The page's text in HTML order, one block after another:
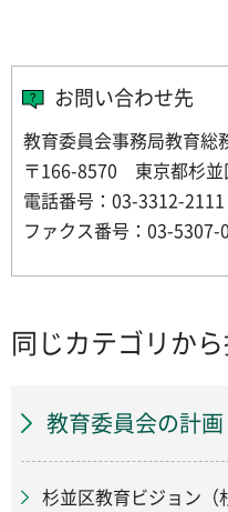
お問い合わせ先
教育委員会事務局教育総
〒166-8570 東京都杉並
電話番号：03-3312-2111
ファクス番号：03-5307-
同じカテゴリか
教育委員会の計
杉並区教育ビジョン（